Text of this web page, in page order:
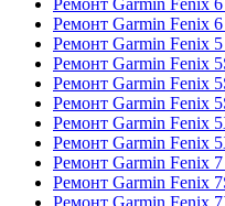
Ремонт Garmin Fenix
Ремонт Garmin Fenix
Ремонт Garmin Fenix 5
Ремонт Garmin Fenix
Ремонт Garmin Fenix
Ремонт Garmin Fenix
Ремонт Garmin Fenix
Ремонт Garmin Fenix
Ремонт Garmin Fenix
Ремонт Garmin Fenix
Ремонт Garmin Fenix